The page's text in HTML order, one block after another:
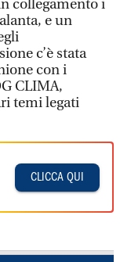
collegamento i
e un
c’è stata
con i
CLIMA,
temi legati
CLICCA QUI